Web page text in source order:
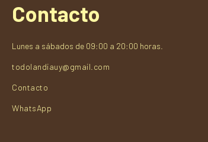
Contacto
Lunes a sábados de 09:00 a 20:00 horas.
todolandiauy@gmail.com
Contacto
WhatsApp